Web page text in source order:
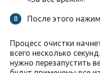
После этого
Процесс очистки
всего несколько
нужно перезапустить